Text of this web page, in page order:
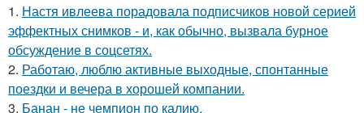
1. Настя ивлеева порадовала подписчиков новой серией
эффектных снимков - и, как обычно, вызвала бурное
обсуждение в соцсетях.
2. Работаю, люблю активные выходные, спонтанные
поездки и вечера в хорошей компании.
3. Банан - не чемпион по калию.